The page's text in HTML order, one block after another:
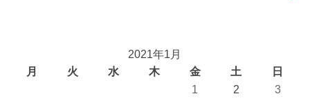
2021年1月
月
火 水 木 金 土
日
1
2
3